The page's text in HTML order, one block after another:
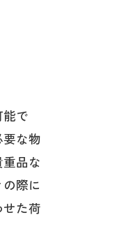
で
な物
品な
際に
た荷